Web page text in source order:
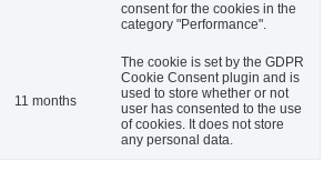
consent for the cookies in the
category "Performance".
11 months
The cookie is set by the GDPR
Cookie Consent plugin and is
used to store whether or not
user has consented to the use
of cookies. It does not store
any personal data.